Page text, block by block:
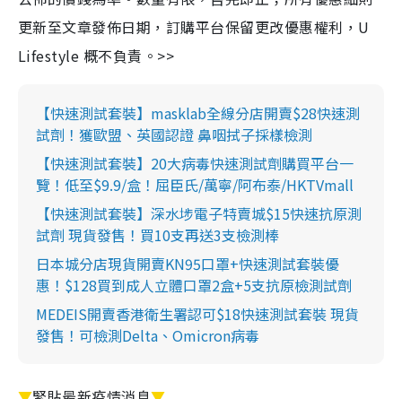
更新至文章發佈日期，訂購平台保留更改優惠權利，U
Lifestyle 概不負責。>>
【快速測試套裝】masklab全線分店開賣$28快速測
試劑！獲歐盟、英國認證 鼻咽拭子採樣檢測
【快速測試套裝】20大病毒快速測試劑購買平台一
覽！低至$9.9/盒！屈臣氏/萬寧/阿布泰/HKTVmall
【快速測試套裝】深水埗電子特賣城$15快速抗原測
試劑 現貨發售！買10支再送3支檢測棒
日本城分店現貨開賣KN95口罩+快速測試套裝優
惠！$128買到成人立體口罩2盒+5支抗原檢測試劑
MEDEIS開賣香港衛生署認可$18快速測試套裝 現貨
發售！可檢測Delta、Omicron病毒